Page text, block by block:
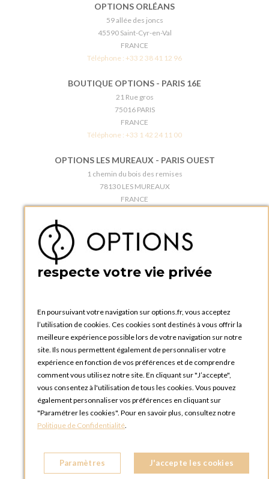
OPTIONS ORLÉANS
59 allée des joncs
45590 Saint-Cyr-en-Val
FRANCE
Téléphone : +33 2 38 41 12 96
BOUTIQUE OPTIONS - PARIS 16E
21 Rue gros
75016 PARIS
FRANCE
Téléphone : +33 1 42 24 11 00
OPTIONS LES MUREAUX - PARIS OUEST
1 chemin du bois des remises
78130 LES MUREAUX
FRANCE
BOUTIQUE OPTIONS - PARIS 5E
5 quai de la tournelle
FRANCE
OPTIONS ROUEN
Rue du Clos Tellier
76800 Saint-Etienne-du-Rouvray
FRANCE
Téléphone :+33 2 35 08 38 53
OPTIONS TOULOUSE
6 rue Gaye Marie, ZAC de Saint-Martin du Touch
31300 Toulouse
FRANCE
OPTIONS MC
respecte votre vie privée
En poursuivant votre navigation sur options.fr, vous acceptez
l’utilisation de cookies. Ces cookies sont destinés à vous offrir la
meilleure expérience possible lors de votre navigation sur notre
site. Ils nous permettent également de personnaliser votre
expérience en fonction de vos préférences et de comprendre
comment vous utilisez notre site. En cliquant sur "J’accepte",
vous consentez à l'utilisation de tous les cookies. Vous pouvez
également personnaliser vos préférences en cliquant sur
"Paramétrer les cookies". Pour en savoir plus, consultez notre
Politique de Confidentialité.
Paramètres J'accepte les cookies